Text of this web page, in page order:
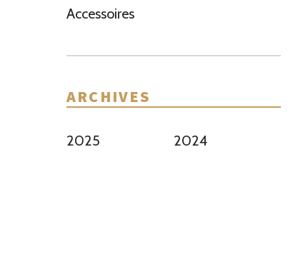
Accessoires
ARCHIVES
2025 2024